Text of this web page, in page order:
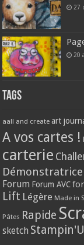
27
20
Tags
aall and create art
A vos cartes !
carterie
Démonstratrice
Forum Forum AVC
Lift Légère Made in
Pâtes Rapide
sketch